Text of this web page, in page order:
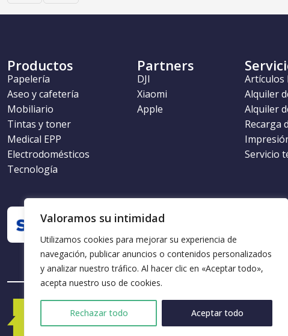
Valoramos su intimidad
Utilizamos cookies para mejorar su experiencia de
navegación, publicar anuncios o contenidos personalizados
y analizar nuestro tráfico. Al hacer clic en «Aceptar todo»,
acepta nuestro uso de cookies.
Rechazar todo Aceptar todo
Productos
Papelería
Aseo y cafetería
Mobiliario
Tintas y toner
Medical EPP
Electrodomésticos
Tecnología
Partners
DJI
Xiaomi
Apple
Artículos
Alquiler
Alquiler
Recarga
Servicio